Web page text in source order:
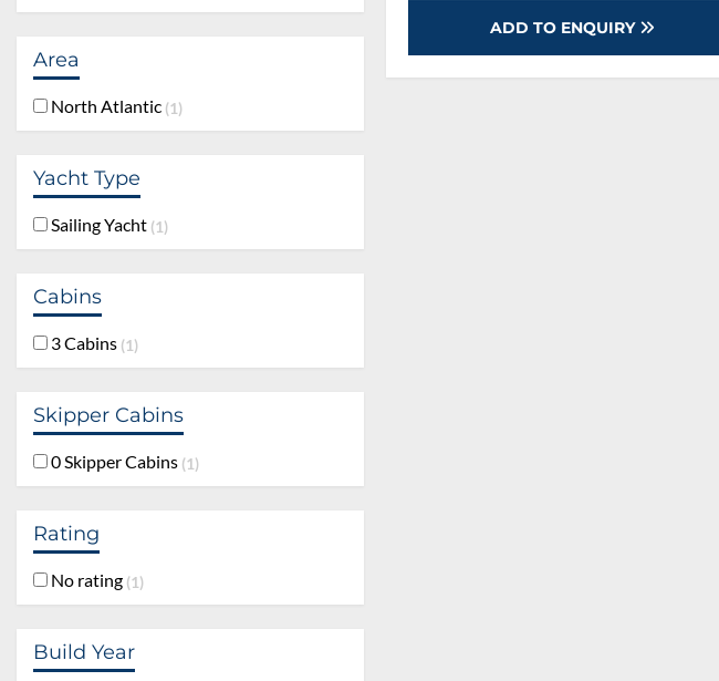
Area
North Atlantic 1
Yacht Type
Sailing Yacht 1
Cabins
3 Cabins 1
Skipper Cabins
0 Skipper Cabins 1
Rating
No rating 1
Build Year
ADD TO ENQUIRY